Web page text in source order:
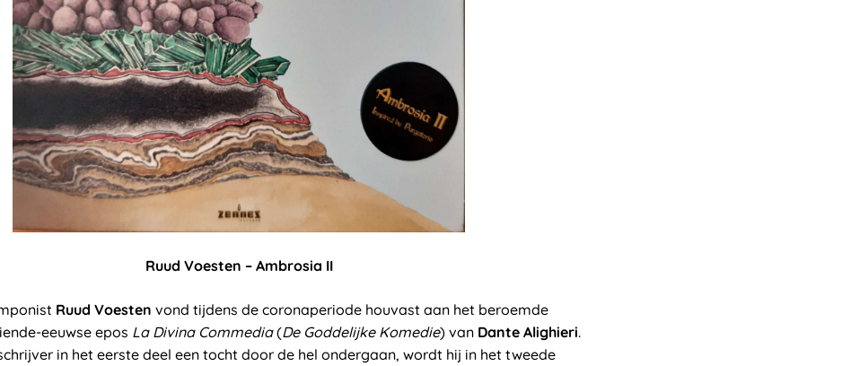
Ruud Voesten – Ambrosia II
Ruud Voesten vond tijdens de coronaperiode houvast aan het beroemde
eeuwse epos La Divina Commedia(De Goddelijke Komedie) van Dante Alighieri.
in het eerste deel een tocht door de hel ondergaan, wordt hij in het tweede